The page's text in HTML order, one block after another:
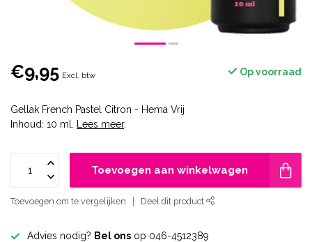
€9,95 Excl. btw Op voorraad
Gellak French Pastel Citron - Hema Vrij
Inhoud: 10 ml.
Lees meer.
Toevoegen aan winkelwagen
Toevoegen om te vergelijken Deel dit product
Advies nodig? Bel ons op 046-4512389